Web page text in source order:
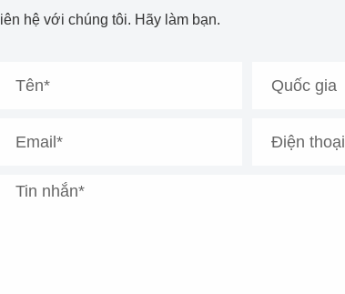
liên hệ với chúng tôi. Hãy làm bạn.